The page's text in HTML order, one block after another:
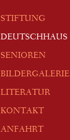
STIFTUNG
DEUTSCHHAUS
SENIOREN
BILDERGALERIE
LITERATUR
KONTAKT
ANFAHRT